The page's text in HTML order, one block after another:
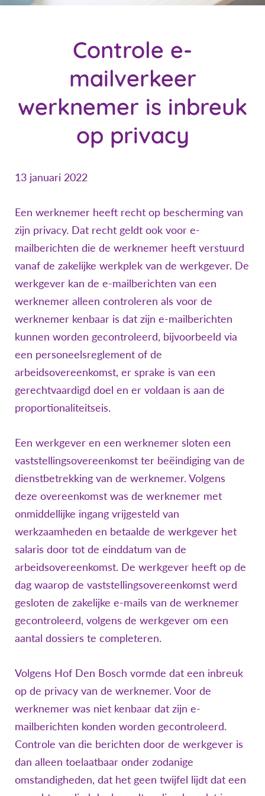
Controle e-
mailverkeer
werknemer is inbreuk
op privacy
13 januari 2022
Een werknemer heeft recht op bescherming van
zijn privacy. Dat recht geldt ook voor e-
mailberichten die de werknemer heeft verstuurd
vanaf de zakelijke werkplek van de werkgever. De
werkgever kan de e-mailberichten van een
werknemer alleen controleren als voor de
werknemer kenbaar is dat zijn e-mailberichten
kunnen worden gecontroleerd, bijvoorbeeld via
een personeelsreglement of de
arbeidsovereenkomst, er sprake is van een
gerechtvaardigd doel en er voldaan is aan de
proportionaliteitseis.
Een werkgever en een werknemer sloten een
vaststellingsovereenkomst ter beëindiging van de
dienstbetrekking van de werknemer. Volgens
deze overeenkomst was de werknemer met
onmiddellijke ingang vrijgesteld van
werkzaamheden en betaalde de werkgever het
salaris door tot de einddatum van de
arbeidsovereenkomst. De werkgever heeft op de
dag waarop de vaststellingsovereenkomst werd
gesloten de zakelijke e-mails van de werknemer
gecontroleerd, volgens de werkgever om een
aantal dossiers te completeren.
Volgens Hof Den Bosch vormde dat een inbreuk
op de privacy van de werknemer. Voor de
werknemer was niet kenbaar dat zijn e-
mailberichten konden worden gecontroleerd.
Controle van die berichten door de werkgever is
dan alleen toelaatbaar onder zodanige
omstandigheden, dat het geen twijfel lijdt dat een